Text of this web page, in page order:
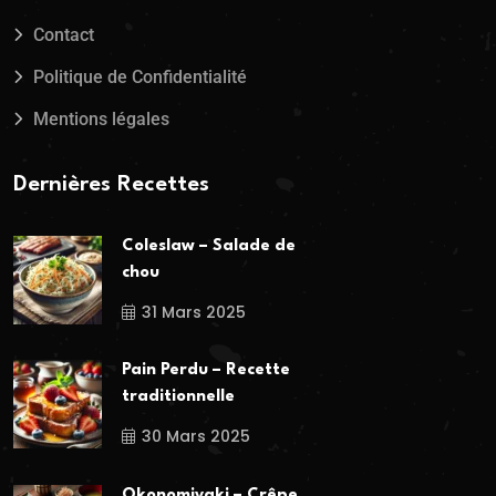
Contact
Politique de Confidentialité
Mentions légales
Dernières Recettes
Coleslaw – Salade de
chou
31 Mars 2025
Pain Perdu – Recette
traditionnelle
30 Mars 2025